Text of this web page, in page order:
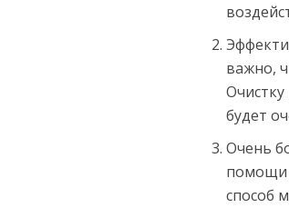
важно,
будет
Очень
помощи
способ